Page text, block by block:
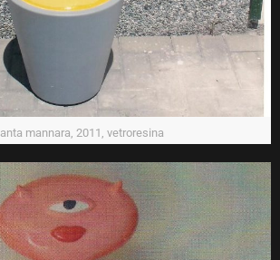
mannara, 2011, vetroresina